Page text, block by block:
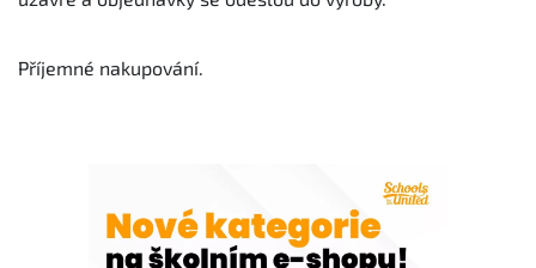
Příjemné nakupování.